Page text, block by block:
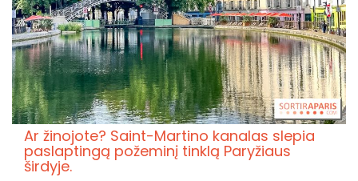
Ar žinojote? Saint-Martino kanalas slepia
paslaptingą požeminį tinklą Paryžiaus
širdyje.